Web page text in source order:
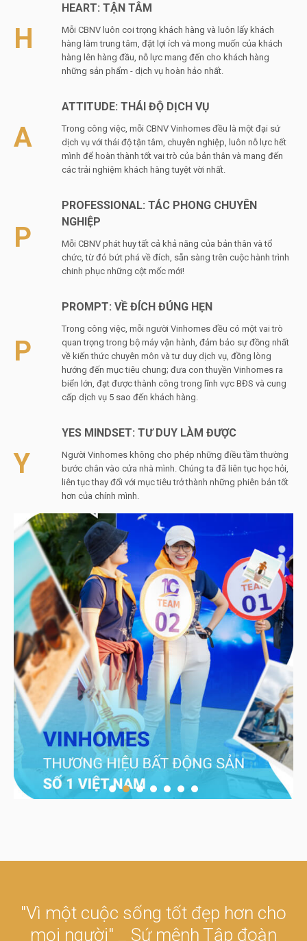
H
HEART: TẬN TÂM
Mỗi CBNV luôn coi trọng khách hàng và luôn lấy khách
hàng làm trung tâm, đặt lợi ích và mong muốn của khách
hàng lên hàng đầu, nỗ lực mang đến cho khách hàng
những sản phẩm - dịch vụ hoàn hảo nhất.
A
ATTITUDE: THÁI ĐỘ DỊCH VỤ
Trong công việc, mỗi CBNV Vinhomes đều là một đại sứ
dịch vụ với thái độ tận tâm, chuyên nghiệp, luôn nỗ lực hết
mình để hoàn thành tốt vai trò của bản thân và mang đến
các trải nghiệm khách hàng tuyệt vời nhất.
P
PROFESSIONAL: TÁC PHONG CHUYÊN
NGHIỆP
Mỗi CBNV phát huy tất cả khả năng của bản thân và tổ
chức, từ đó bứt phá về đích, sẵn sàng trên cuộc hành trình
chinh phục những cột mốc mới!
P
PROMPT: VỀ ĐÍCH ĐÚNG HẸN
Trong công việc, mỗi người Vinhomes đều có một vai trò
quan trọng trong bộ máy vận hành, đảm bảo sự đồng nhất
về kiến thức chuyên môn và tư duy dịch vụ, đồng lòng
hướng đến mục tiêu chung; đưa con thuyền Vinhomes ra
biển lớn, đạt được thành công trong lĩnh vực BĐS và cung
cấp dịch vụ 5 sao đến khách hàng.
Y
YES MINDSET: TƯ DUY LÀM ĐƯỢC
Người Vinhomes không cho phép những điều tầm thường
bước chân vào cửa nhà mình. Chúng ta đã liên tục học hỏi,
liên tục thay đổi với mục tiêu trở thành những phiên bản tốt
hơn của chính mình.
"Vì một cuộc sống tốt đẹp hơn cho
mọi người" _ Sứ mệnh Tập đoàn